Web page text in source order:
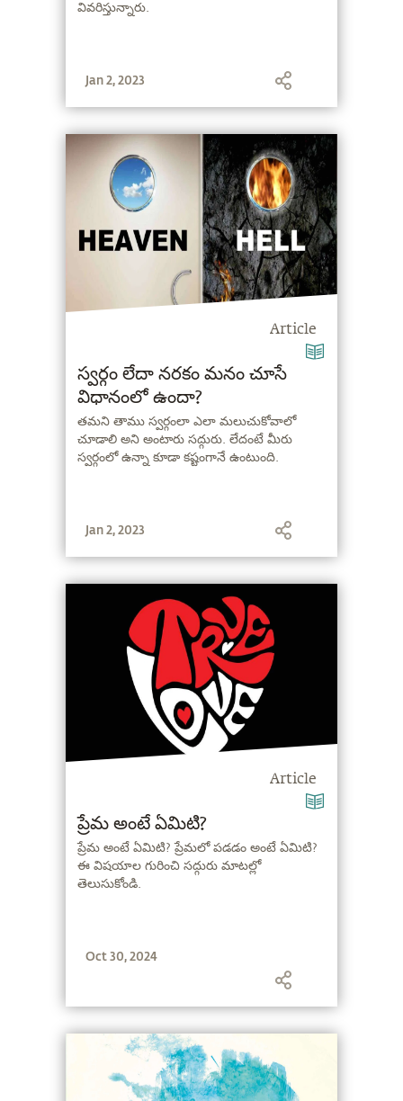
వివరిస్తున్నారు.
Jan 2, 2023
Article
స్వర్గం లేదా నరకం మనం చూసే
విధానంలో ఉందా?
తమని తాము స్వర్గంలా ఎలా మలుచుకోవాలో
చూడాలి అని అంటారు సద్గురు. లేదంటే మీరు
స్వర్గంలో ఉన్నా కూడా కష్టంగానే ఉంటుంది.
Jan 2, 2023
Article
ప్రేమ అంటే ఏమిటి?
ప్రేమ అంటే ఏమిటి? ప్రేమలో పడడం అంటే ఏమిటి?
ఈ విషయాల గురించి సద్గురు మాటల్లో
తెలుసుకోండి.
Oct 30, 2024